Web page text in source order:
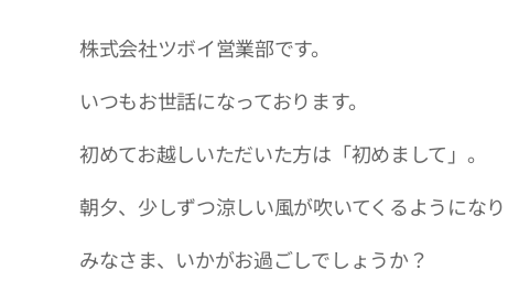
株式会社ツボイ営業部です。
いつもお世話になっております。
初めてお越しいただいた方は「初めまして」。
朝夕、少しずつ涼しい風が吹いてくるようになり
みなさま、いかがお過ごしでしょうか？